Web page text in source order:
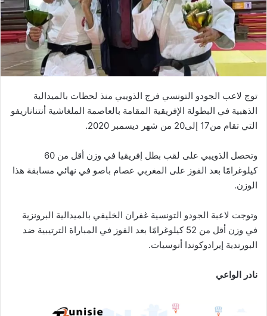
توج لاعب الجودو التونسي فرج الذويبي منذ لحظات بالميدالية
الذهبية في البطولة الإفريقية المقامة بالعاصمة الملغاشية أنتناناريفو
التي تقام من17 إلى20 من شهر ديسمبر 2020.
وتحصل الذويبي على لقب بطل إفريقيا في وزن أقل من 60
كيلوغرامًا بعد الفوز على المغربي عصام باصو في نهائي مسابقة هذا
الوزن.
وتوجت لاعبة الجودو التونسية غفران الخليفي بالميدالية البرونزية
في وزن أقل من 52 كيلوغرامًا بعد الفوز في المباراة الترتيبية ضد
البورندية إيرادوكوندا أنوسيات.
نادر الواعي